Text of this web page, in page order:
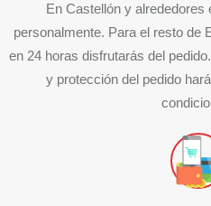
En Castellón y alrededores
personalmente. Para el resto de
en 24 horas disfrutarás del
y protección del pedido